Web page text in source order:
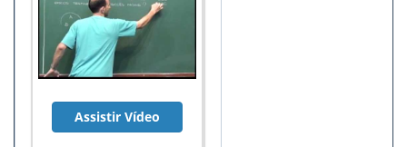
Assistir Vídeo